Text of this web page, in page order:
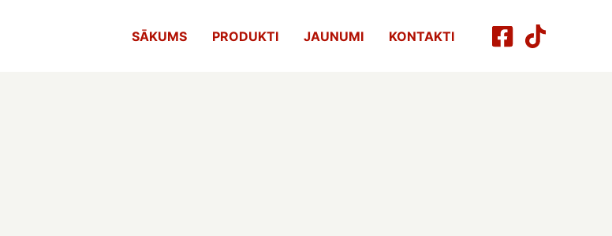
SĀKUMS PRODUKTI JAUNUMI KONTAKTI